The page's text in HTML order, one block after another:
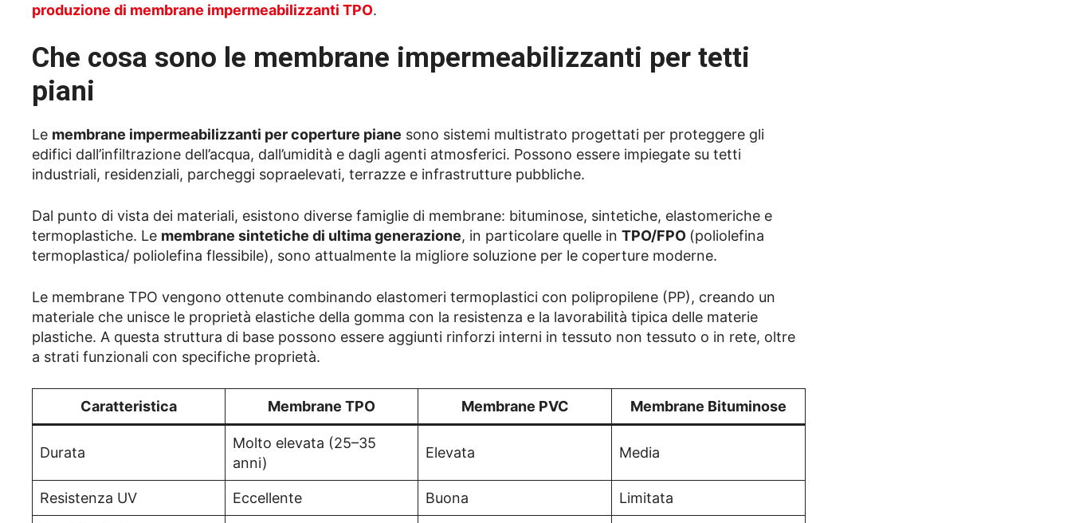
produzione di membrane impermeabilizzanti TPO.
Che cosa sono le membrane impermeabilizzanti per tetti
piani
Le membrane impermeabilizzanti per coperture piane sono sistemi multistrato progettati per proteggere gli
edifici dall’infiltrazione dell’acqua, dall’umidità e dagli agenti atmosferici. Possono essere impiegate su tetti
industriali, residenziali, parcheggi sopraelevati, terrazze e infrastrutture pubbliche.
Dal punto di vista dei materiali, esistono diverse famiglie di membrane: bituminose, sintetiche, elastomeriche e
termoplastiche. Le membrane sintetiche di ultima generazione, in particolare quelle in TPO/FPO (poliolefina
termoplastica/ poliolefina flessibile), sono attualmente la migliore soluzione per le coperture moderne.
Le membrane TPO vengono ottenute combinando elastomeri termoplastici con polipropilene (PP), creando un
materiale che unisce le proprietà elastiche della gomma con la resistenza e la lavorabilità tipica delle materie
plastiche. A questa struttura di base possono essere aggiunti rinforzi interni in tessuto non tessuto o in rete, oltre
a strati funzionali con specifiche proprietà.
Caratteristica Membrane TPO Membrane PVC Membrane Bituminose
Durata
Molto elevata (25–35
anni)
Elevata Media
Resistenza UV Eccellente Buona Limitata